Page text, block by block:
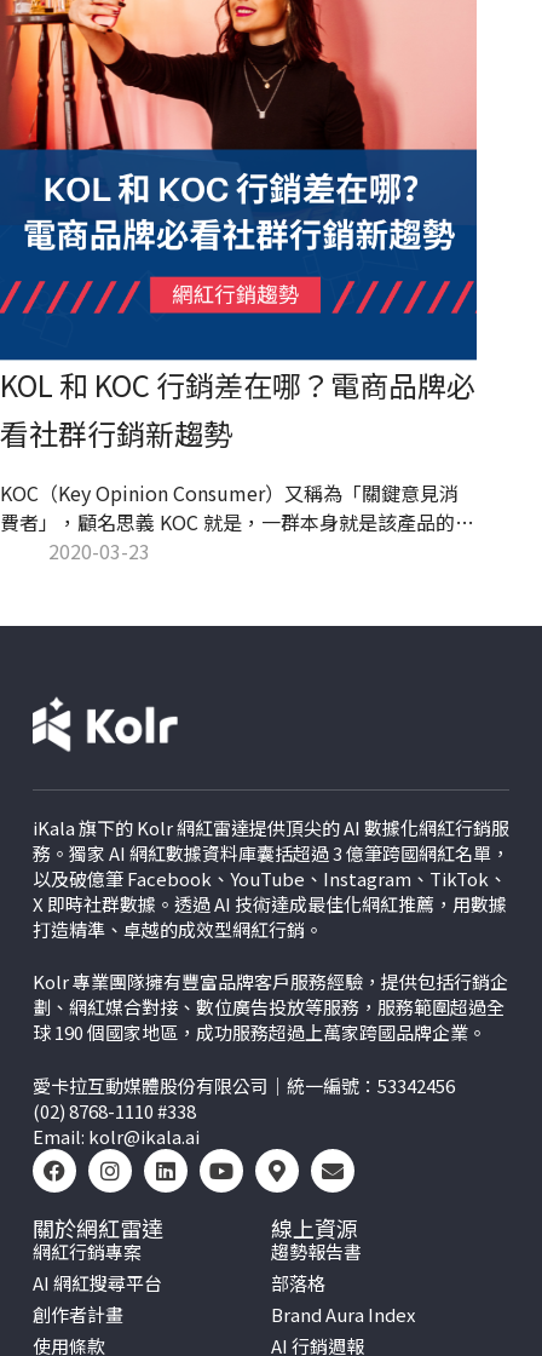
KOL 和 KOC 行銷差在哪？電商品牌必
看社群行銷新趨勢
KOC（Key Opinion Consumer）又稱為「關鍵意見消
費者」，顧名思義 KOC 就是，一群本身就是該產品的消
費者，同時又能影響自己的親朋好友產生購買行為的消
2020-03-23
iKala 旗下的 Kolr 網紅雷達提供頂尖的 AI 數據化網紅行銷服
務。獨家 AI 網紅數據資料庫囊括超過 3 億筆跨國網紅名單，
以及破億筆 Facebook、YouTube、Instagram、TikTok、
X 即時社群數據。透過 AI 技術達成最佳化網紅推薦，用數據
打造精準、卓越的成效型網紅行銷。
Kolr 專業團隊擁有豐富品牌客戶服務經驗，提供包括行銷企
劃、網紅媒合對接、數位廣告投放等服務，服務範圍超過全
球 190 個國家地區，成功服務超過上萬家跨國品牌企業。
愛卡拉互動媒體股份有限公司｜統一編號：53342456
(02) 8768-1110 #338
Email: kolr@ikala.ai
關於網紅雷達
網紅行銷專案
AI 網紅搜尋平台
創作者計畫
使用條款
線上資源
趨勢報告書
部落格
Brand Aura Index
AI 行銷週報